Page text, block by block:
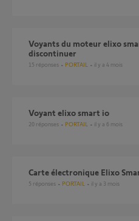
Voyants du moteur elixo smart clignotent sans
discontinuer
15 réponses PORTAIL il y a 4 mois
Voyant elixo smart io
20 réponses PORTAIL il y a 6 mois
Carte électronique Elixo
5 réponses PORTAIL il y a 3 mois